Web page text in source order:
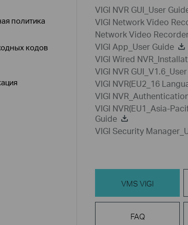
политика
кодов
VIGI NVR GUI_User
VIGI Network Video
Network Video
VIGI App_User Guide
VIGI Wired
VIGI NVR
VIGI NVR(EU2_16
VIGI
VIGI NVR(EU1_Asia-
Guide
VIGI Security
VMS VIGI
FAQ